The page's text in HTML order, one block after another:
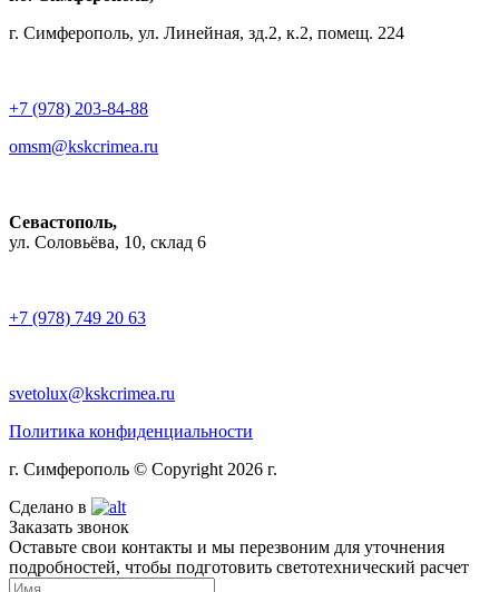
г. Симферополь, ул. Линейная, зд.2, к.2, помещ. 224
+7 (978) 203-84-88
omsm@kskcrimea.ru
Севастополь,
ул. Соловьёва, 10, склад 6
+7 (978) 749 20 63
svetolux@kskcrimea.ru
Политика конфиденциальности
г. Симферополь © Copyright 2026 г.
Сделано в
Заказать звонок
Оставьте свои контакты и мы перезвоним для уточнения
подробностей, чтобы подготовить светотехнический расчет